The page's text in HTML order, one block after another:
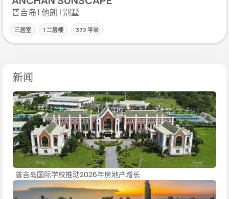
普吉岛 | 他朗 | 别墅
三居室 1 二层楼 372 平米
新闻
普吉岛国际学校推动2026年房地产增长